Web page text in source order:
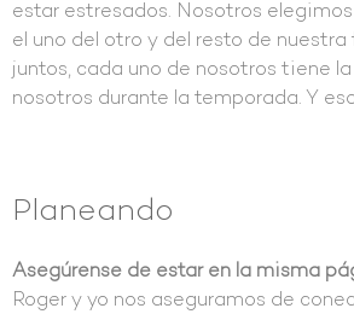
estar estresados. Nosotros
el uno del otro y del resto de
juntos, cada uno de nosotros tiene
nosotros durante la temporada. Y
Planeando
Asegúrense de estar en la misma
Roger y yo nos aseguramos de